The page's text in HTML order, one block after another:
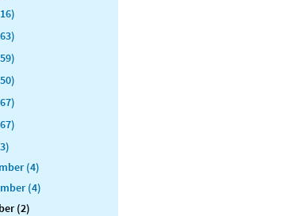
(4)
(4)
(2)